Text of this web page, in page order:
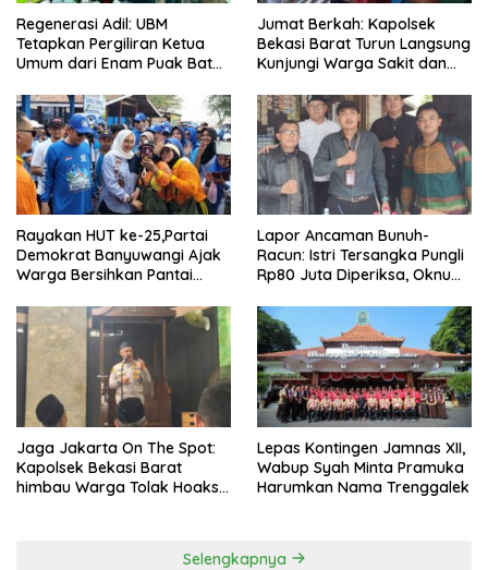
Regenerasi Adil: UBM
Tetapkan Pergiliran Ketua
Umum dari Enam Puak Batak
Jumat Berkah: Kapolsek
Bekasi Barat Turun Langsung
Kunjungi Warga Sakit dan
Rayakan HUT ke-25,Partai
Demokrat Banyuwangi Ajak
Warga Bersihkan Pantai
Lapor Ancaman Bunuh-
Racun: Istri Tersangka Pungli
Rp80 Juta Diperiksa, Oknum
Disdagperin
Jaga Jakarta On The Spot:
Kapolsek Bekasi Barat
himbau Warga Tolak Hoaks
Lepas Kontingen Jamnas XII,
Wabup Syah Minta Pramuka
Harumkan Nama Trenggalek
Selengkapnya